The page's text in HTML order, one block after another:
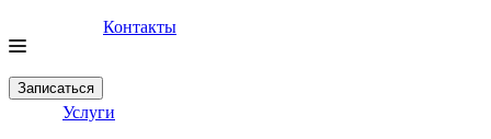
Контакты
Записаться
Услуги